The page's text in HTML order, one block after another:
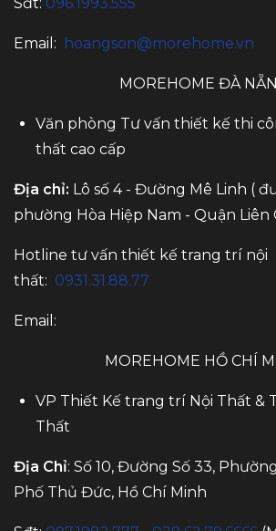
Email: hoangson@morehome.vn
MOREHOME ĐÀ
Văn phòng Tư vấn thiết kế thi
thất cao cấp
Địa chỉ: Lô số 4 - Đường Mê Linh (
phường Hòa Hiệp Nam - Quận Liên
Hotline tư vấn thiết kế trang trí nội
thất: 0931.31.88.77
Email:
MOREHOME HỒ CHÍ
VP Thiết Kế trang trí Nội Thất &
Thất
Địa Chỉ: Số 10, Đường Số 33,
Phố Thủ Đức, Hồ Chí Minh